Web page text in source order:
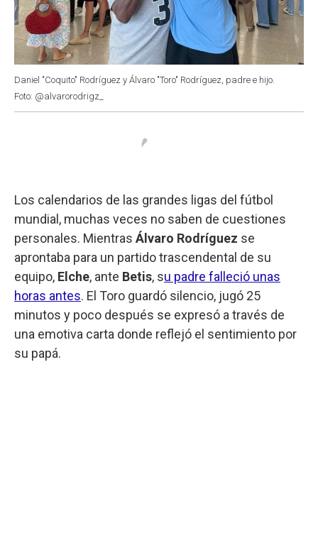
Daniel "Coquito" Rodríguez y Álvaro "Toro" Rodríguez, padre e hijo.
Foto: @alvarorodrigz_
Los calendarios de las grandes ligas del fútbol
mundial, muchas veces no saben de cuestiones
personales. Mientras Álvaro Rodríguez se
aprontaba para un partido trascendental de su
equipo, Elche, ante Betis, su padre falleció unas
horas antes. El Toro guardó silencio, jugó 25
minutos y poco después se expresó a través de
una emotiva carta donde reflejó el sentimiento por
su papá.